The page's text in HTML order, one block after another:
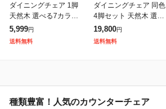
ダイニングチェア 1脚
天然木 選べる7カラー
ファブリック リビング
チェア 木製 チェア イ
ス 椅子 ダイニングチェ
5,999円
送料無料
ダイニングチェア 同色
4脚セット 天然木 選べ
る7カラー ファブリッ
ク リビングチェア 木製
チェア イス 椅子 ダイ
19,800円
送料無料
種類豊富！人気のカウンターチェア